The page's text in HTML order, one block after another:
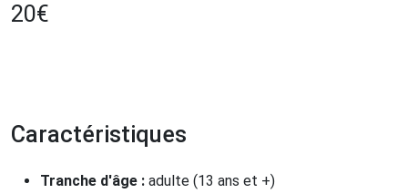
20€
Caractéristiques
Tranche d'âge : adulte (13 ans et +)